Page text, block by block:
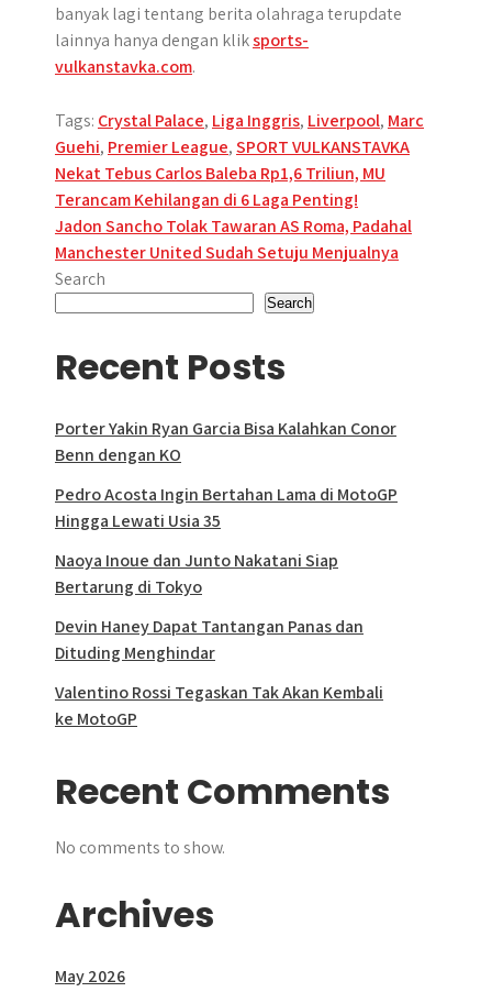
banyak lagi tentang berita olahraga terupdate
lainnya hanya dengan kliksports-
vulkanstavka.com.
Tags: Crystal Palace, Liga Inggris, Liverpool, Marc
Guehi, Premier League,SPORT VULKANSTAVKA
Post
navigation
Nekat Tebus Carlos Baleba Rp1,6 Triliun, MU
Terancam Kehilangan di 6 Laga Penting!
Jadon Sancho Tolak Tawaran AS Roma, Padahal
Manchester United Sudah Setuju Menjualnya
Search
Search
Recent Posts
Porter Yakin Ryan Garcia Bisa Kalahkan Conor
Benn dengan KO
Pedro Acosta Ingin Bertahan Lama di MotoGP
Hingga Lewati Usia 35
Naoya Inoue dan Junto Nakatani Siap
Bertarung di Tokyo
Devin Haney Dapat Tantangan Panas dan
Dituding Menghindar
Valentino Rossi Tegaskan Tak Akan Kembali
ke MotoGP
Recent Comments
No comments to show.
Archives
May 2026